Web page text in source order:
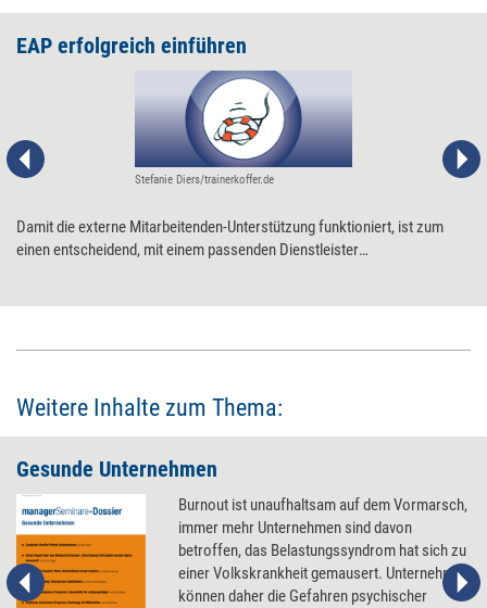
EAP erfolgreich einführen
Stefanie Diers/trainerkoffer.de
Damit die externe Mitarbeitenden-Unterstützung funktioniert, ist zum
einen entscheidend, mit einem passenden Dienstleister
Weitere Inhalte zum Thema:
Gesunde Unternehmen
Burnout ist unaufhaltsam auf dem Vormarsch,
immer mehr Unternehmen sind davon
betroffen, das Belastungssyndrom hat sich zu
einer Volkskrankheit gemausert. Unternehmen
können daher die Gefahren psychischer